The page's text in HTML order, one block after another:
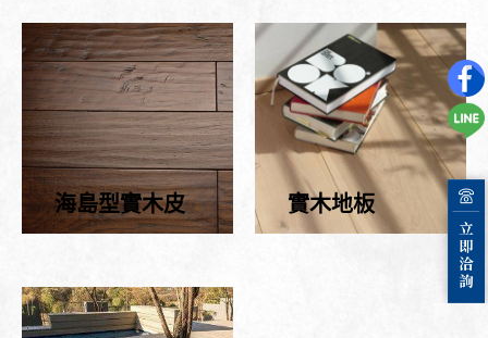
海島型實木皮 實木地板